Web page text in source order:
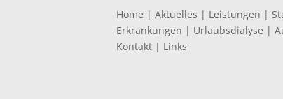
Home | Aktuelles | Leistungen |
Erkrankungen | Urlaubsdialyse |
Kontakt| Links